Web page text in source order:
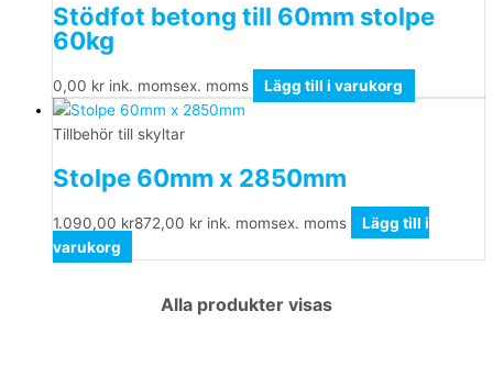
Stödfot betong till 60mm stolpe
60kg
0,00 kr ink. momsex. moms Lägg till i varukorg
Tillbehör till skyltar
Stolpe 60mm x 2850mm
1.090,00 kr872,00 kr ink. momsex. moms
Lägg till i
varukorg
Alla produkter visas